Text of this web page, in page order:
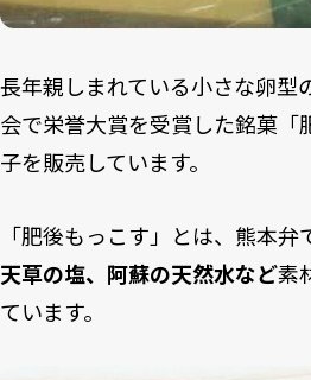
長年親しまれている小さな卵
会で栄誉大賞を受賞した銘菓
子を販売しています。
「肥後もっこす」とは、熊本
天草の塩、阿蘇の天然水など素
ています。